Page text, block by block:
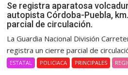
Se registra aparatosa
autopista Córdoba-Puebla,
parcial de circulación.
La Guardia Nacional División
registra un cierre parcial de
ESTATAL POLICIACA PRINCIPALES